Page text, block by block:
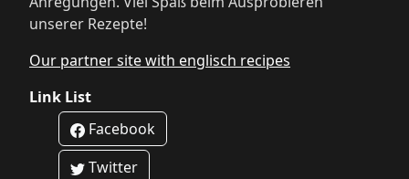
unserer Rezepte!
Our partner site with englisch recipes
Link List
Facebook
Twitter